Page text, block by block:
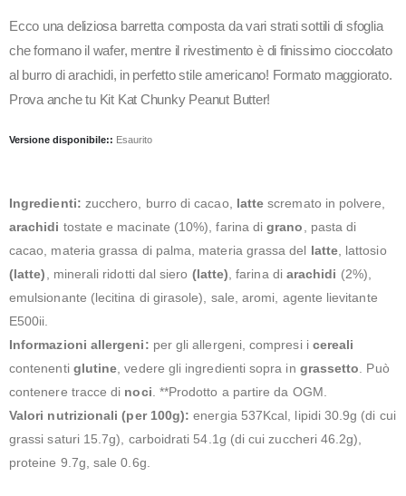
Ecco una deliziosa barretta composta da vari strati sottili di sfoglia
che formano il wafer, mentre il rivestimento è di finissimo cioccolato
al burro di arachidi, in perfetto stile americano! Formato maggiorato.
Prova anche tu Kit Kat Chunky Peanut Butter!
Versione disponibile:: Esaurito
Ingredienti: zucchero, burro di cacao, latte scremato in polvere,
arachidi tostate e macinate (10%), farina digrano , pasta di
cacao, materia grassa di palma, materia grassa del latte, lattosio
(latte) , minerali ridotti dal siero (latte) , farina di arachidi (2%),
emulsionante (lecitina di girasole), sale, aromi, agente lievitante
E500ii.
Informazioni allergeni: per gli allergeni, compresi i cereali
contenenti glutine , vedere gli ingredienti sopra in grassetto . Può
contenere tracce di noci . **Prodotto a partire da OGM.
Valori nutrizionali (per 100g): energia 537Kcal, lipidi 30.9g (di cui
grassi saturi 15.7g), carboidrati 54.1g (di cui zuccheri 46.2g),
proteine 9.7g, sale 0.6g.